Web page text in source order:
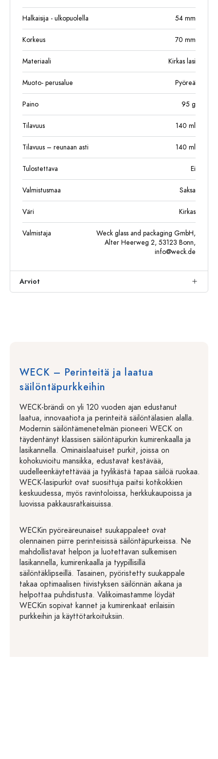
Halkaisija - ulkopuolella 54 mm
Korkeus 70 mm
Materiaali Kirkas lasi
Muoto- perusalue Pyöreä
Paino 95 g
Tilavuus 140 ml
Tilavuus – reunaan asti 140 ml
Tulostettava Ei
Valmistusmaa Saksa
Väri Kirkas
Valmistaja
Weck glass and packaging GmbH,
Alter Heerweg 2, 53123 Bonn,
info@weck.de
Arviot
WECK – Perinteitä ja laatua
säilöntäpurkkeihin
WECK-brändi on yli 120 vuoden ajan edustanut
laatua, innovaatiota ja perinteitä säilöntälasien alalla.
Modernin säilöntämenetelmän pioneeri WECK on
täydentänyt klassisen säilöntäpurkin kumirenkaalla ja
lasikannella. Ominaislaatuiset purkit, joissa on
kohokuvioitu mansikka, edustavat kestävää,
uudelleenkäytettävää ja tyylikästä tapaa säilöä ruokaa.
WECK-lasipurkit ovat suosittuja paitsi kotikokkien
keskuudessa, myös ravintoloissa, herkkukaupoissa ja
luovissa pakkausratkaisuissa.
WECKin pyöreäreunaiset suukappaleet ovat
olennainen piirre perinteisissä säilöntäpurkeissa. Ne
mahdollistavat helpon ja luotettavan sulkemisen
lasikannella, kumirenkaalla ja tyypillisillä
säilöntäklipseillä. Tasainen, pyöristetty suukappale
takaa optimaalisen tiivistyksen säilönnän aikana ja
helpottaa puhdistusta. Valikoimastamme löydät
WECKin sopivat kannet ja kumirenkaat erilaisiin
purkkeihin ja käyttötarkoituksiin.